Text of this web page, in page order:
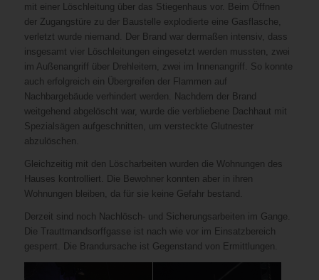
mit einer Löschleitung über das Stiegenhaus vor. Beim Öffnen
der Zugangstüre zu der Baustelle explodierte eine Gasflasche,
verletzt wurde niemand. Der Brand war dermaßen intensiv, dass
insgesamt vier Löschleitungen eingesetzt werden mussten, zwei
im Außenangriff über Drehleitern, zwei im Innenangriff. So konnte
auch erfolgreich ein Übergreifen der Flammen auf
Nachbargebäude verhindert werden. Nachdem der Brand
weitgehend abgelöscht war, wurde die verbliebene Dachhaut mit
Spezialsägen aufgeschnitten, um versteckte Glutnester
abzulöschen.
Gleichzeitig mit den Löscharbeiten wurden die Wohnungen des
Hauses kontrolliert. Die Bewohner konnten aber in ihren
Wohnungen bleiben, da für sie keine Gefahr bestand.
Derzeit sind noch Nachlösch- und Sicherungsarbeiten im Gange.
Die Trauttmandsorffgasse ist nach wie vor im Einsatzbereich
gesperrt. Die Brandursache ist Gegenstand von Ermittlungen.